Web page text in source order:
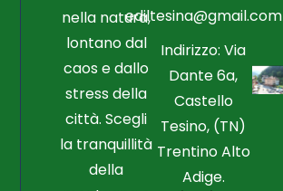
nella natura,
lontano dal
caos e dallo
stress della
città. Scegli
la tranquillità
della
ediltesina@gmail.com
Indirizzo: Via
Dante 6a,
Castello
Tesino, (TN)
Trentino Alto
Adige.